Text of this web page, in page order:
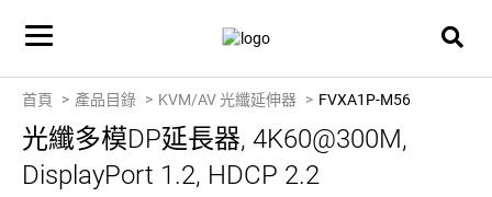
首頁 產品目錄 KVM/AV 光纖延伸器 FVXA1P-M56
光纖多模DP延長器, 4K60@300M,
DisplayPort 1.2, HDCP 2.2